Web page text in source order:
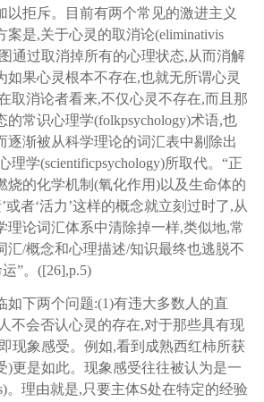
以拒斥。目前有两个常见的激进主义
案是,关于心灵的取消论(eliminativis
通过取消掉所有的心理状态,从而消解
如果心灵根本不存在,也就无所谓心灵
取消论者看来,不仅心灵不存在,而且那
的常识心理学(folkpsychology)术语,也
逐渐被从科学理论的词汇表中剔除出
理学(scientificpsychology)所取代。“正
烧的化学机制(氧化作用)以及生命体的
或者‘活力’这样的概念就立刻过时了,从
理论词汇体系中清除掉一样,类似地,常
汇/概念和心理描述/知识最终也逃脱不
运”。([26],p.5)
如下两个问题:(1)有违大多数人的直
不会否认心灵的存在,对于那些具有现
现象感受。例如,看到成熟西红柿所获
)更是如此。现象感受往往被认为是一
。理由就是,只要主体S处在特定的经验